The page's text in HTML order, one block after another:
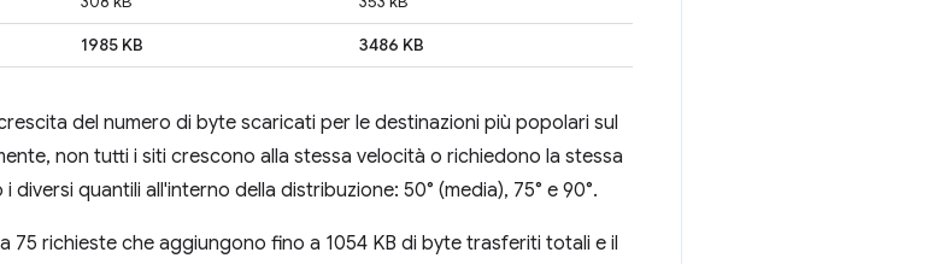
1985 KB 3486 KB
del numero di byte scaricati per le destinazioni più popolari sul
non tutti i siti crescono alla stessa velocità o richiedono la stessa
quantili all'interno della distribuzione: 50° (media), 75° e 90°.
75 richieste che aggiungono fino a 1054 KB di byte trasferiti totali e il